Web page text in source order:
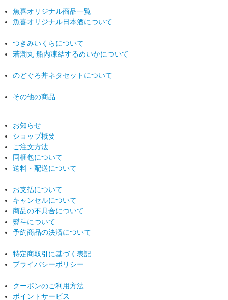
魚喜オリジナル商品一覧
魚喜オリジナル日本酒について
つきみいくらについて
若潮丸 船内凍結するめいかについて
のどぐろ丼ネタセットについて
その他の商品
お知らせ
ショップ概要
ご注文方法
同梱包について
送料・配送について
お支払について
キャンセルについて
商品の不具合について
熨斗について
予約商品の決済について
特定商取引に基づく表記
プライバシーポリシー
クーポンのご利用方法
ポイントサービス